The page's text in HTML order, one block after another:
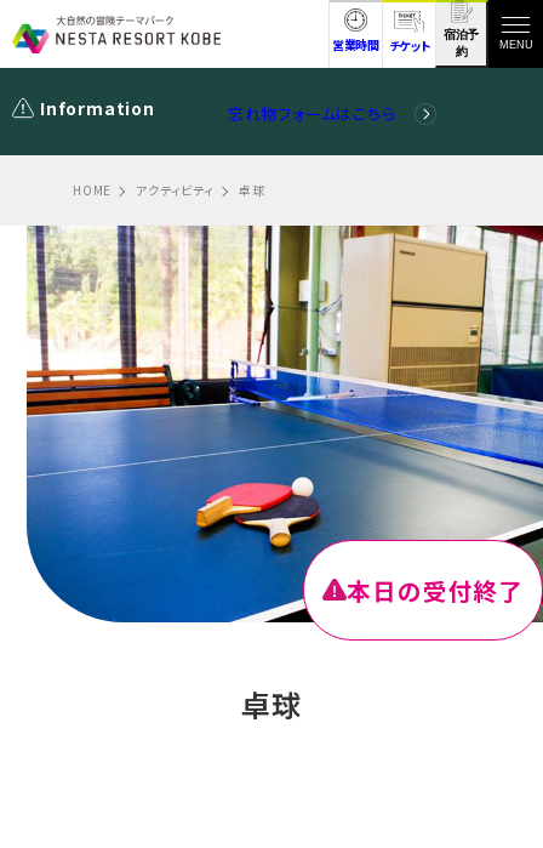
営業時間 チケット
宿泊予
約
MENU
Information 忘れ物フォームはこちら
HOME アクティビティ 卓球
本日の受付終了
卓球